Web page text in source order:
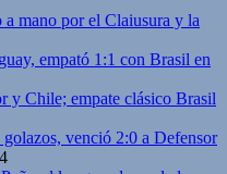
mano por el Claiusura y la
empató 1:1 con Brasil en
y Chile; empate clásico Brasil
venció 2:0 a Defensor